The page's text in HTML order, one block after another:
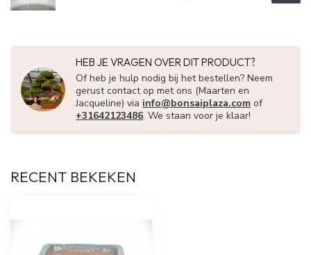
HEB JE VRAGEN OVER DIT PRODUCT?
Of heb je hulp nodig bij het bestellen? Neem
gerust contact op met ons (Maarten en
Jacqueline) via info@bonsaiplaza.com of
+31642123486. We staan voor je klaar!
RECENT BEKEKEN